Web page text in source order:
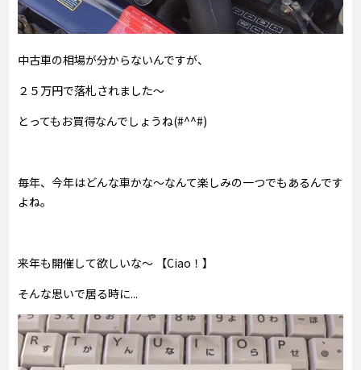
中古車の相場が分からないんですが、
２５万円で落札されました～
とってもお買得なんでしょうね(#^^#)
毎年、今年はどんな車かな～なんて楽しみの一つでもあるんです
よね。
来年も開催して欲しいな～ 【Ciao！】
そんな思いで居る時に...